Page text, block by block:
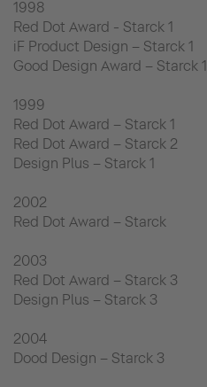
1998
Red Dot Award - Starck 1
iF Product Design – Starck 1
Good Design Award – Starck 1
1999
Red Dot Award – Starck 1
Red Dot Award – Starck 2
Design Plus – Starck 1
2002
Red Dot Award – Starck
2003
Red Dot Award – Starck 3
Design Plus – Starck 3
2004
Dood Design – Starck 3